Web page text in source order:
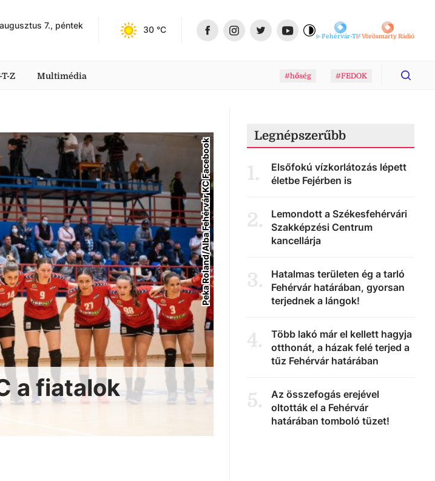
7., péntek 30 °C
Fehérvár-TVVörösmarty Rádió
T-Z Multimédia #hőség #FEDOK
Peka Roland/Alba Fehérvár KC Facebook
a fiatalok
Legnépszerűbb
1.
Elsőfokú vízkorlátozás lépett
életbe Fejérben is
2.
Lemondott a Székesfehérvári
Szakképzési Centrum
kancellárja
3.
Hatalmas területen ég a tarló
Fehérvár határában, gyorsan
terjednek a lángok!
4.
Több lakó már el kellett hagyja
otthonát, a házak felé terjed a
tűz Fehérvár határában
5.
Az összefogás erejével
oltották el a Fehérvár
határában tomboló tüzet!